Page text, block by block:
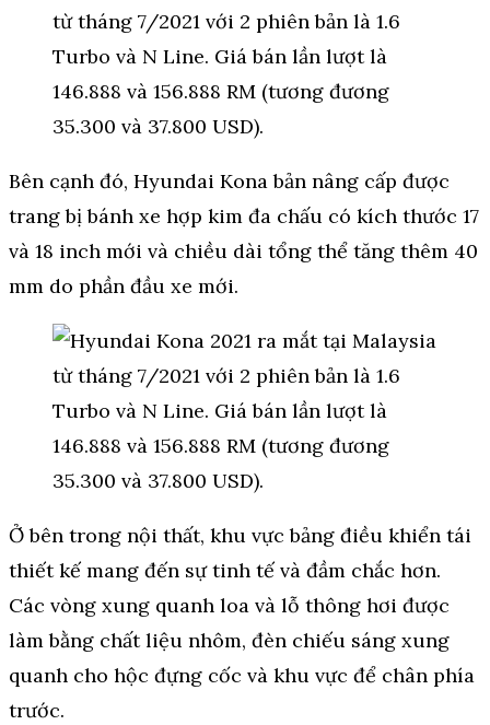
Bên cạnh đó, Hyundai Kona bản nâng cấp được
trang bị bánh xe hợp kim đa chấu có kích thước 17
và 18 inch mới và chiều dài tổng thể tăng thêm 40
mm do phần đầu xe mới.
Ở bên trong nội thất, khu vực bảng điều khiển tái
thiết kế mang đến sự tinh tế và đầm chắc hơn.
Các vòng xung quanh loa và lỗ thông hơi được
làm bằng chất liệu nhôm, đèn chiếu sáng xung
quanh cho hộc đựng cốc và khu vực để chân phía
trước.